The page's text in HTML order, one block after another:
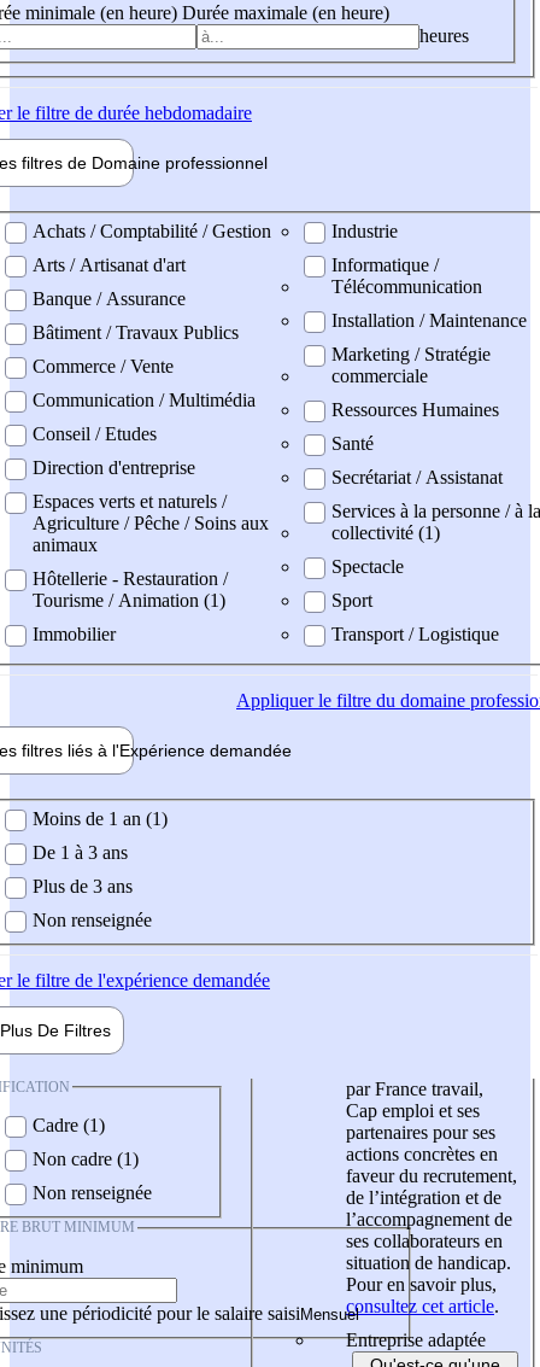
minimale (en heure) Durée maximale (en heure)
heures
le filtre de durée hebdomadaire
filtres de Domaine professionnel
professionel
Achats / Comptabilité / Gestion
Arts / Artisanat d'art
Banque / Assurance
Bâtiment / Travaux Publics
Commerce / Vente
Communication / Multimédia
Conseil / Etudes
Direction d'entreprise
Espaces verts et naturels /
Agriculture / Pêche / Soins aux
animaux
Hôtellerie - Restauration /
Tourisme / Animation (1)
Immobilier
Industrie
Informatique /
Télécommunication
Installation / Maintenance
Marketing / Stratégie
commerciale
Ressources Humaines
Santé
Secrétariat / Assistanat
Services à la personne / à la
collectivité (1)
Spectacle
Sport
Transport / Logistique
Appliquerle filtre du domaine
filtres liés à l'Expérience demandée
demandée
Moins de 1 an (1)
De 1 à 3 ans
Plus de 3 ans
Non renseignée
le filtre de l'expérience demandée
Plus De Filtres
Cadre (1)
Non cadre (1)
Non renseignée
BRUT MINIMUM
minimum
une périodicité pour le salaire saisi
par France travail,
Cap emploi et ses
partenaires pour ses
actions concrètes en
faveur du recrutement,
de l’intégration et de
l’accompagnement de
ses collaborateurs en
situation de handicap.
Pour en savoir plus,
consultez cet article.
Entreprise adaptée